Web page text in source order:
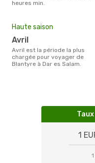
heures min.
Haute saison
avril
avril est la période la plus
chargée pour voyager de
Blantyre à Dar es Salam.
1